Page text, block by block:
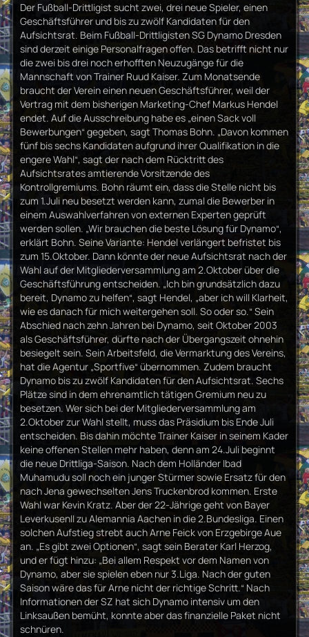
Der Fußball-Drittligist sucht zwei, drei neue Spieler, einen
Geschäftsführer und bis zu zwölf Kandidaten für den
Aufsichtsrat. Beim Fußball-Drittligisten SG Dynamo Dresden
sind derzeit einige Personalfragen offen. Das betrifft nicht nur
die zwei bis drei noch erhofften Neuzugänge für die
Mannschaft von Trainer Ruud Kaiser. Zum Monatsende
braucht der Verein einen neuen Geschäftsführer, weil der
Vertrag mit dem bisherigen Marketing-Chef Markus Hendel
endet. Auf die Ausschreibung habe es „einen Sack voll
Bewerbungen“ gegeben, sagt Thomas Bohn. „Davon kommen
fünf bis sechs Kandidaten aufgrund ihrer Qualifikation in die
engere Wahl“, sagt der nach dem Rücktritt des
Aufsichtsrates amtierende Vorsitzende des
Kontrollgremiums. Bohn räumt ein, dass die Stelle nicht bis
zum 1.Juli neu besetzt werden kann, zumal die Bewerber in
einem Auswahlverfahren von externen Experten geprüft
werden sollen. „Wir brauchen die beste Lösung für Dynamo“,
erklärt Bohn. Seine Variante: Hendel verlängert befristet bis
zum 15.Oktober. Dann könnte der neue Aufsichtsrat nach der
Wahl auf der Mitgliederversammlung am 2.Oktober über die
Geschäftsführung entscheiden. „Ich bin grundsätzlich dazu
bereit, Dynamo zu helfen“, sagt Hendel, „aber ich will Klarheit,
wie es danach für mich weitergehen soll. So oder so.“ Sein
Abschied nach zehn Jahren bei Dynamo, seit Oktober 2003
als Geschäftsführer, dürfte nach der Übergangszeit ohnehin
besiegelt sein. Sein Arbeitsfeld, die Vermarktung des Vereins,
hat die Agentur „Sportfive“ übernommen. Zudem braucht
Dynamo bis zu zwölf Kandidaten für den Aufsichtsrat. Sechs
Plätze sind in dem ehrenamtlich tätigen Gremium neu zu
besetzen. Wer sich bei der Mitgliederversammlung am
2.Oktober zur Wahl stellt, muss das Präsidium bis Ende Juli
entscheiden. Bis dahin möchte Trainer Kaiser in seinem Kader
keine offenen Stellen mehr haben, denn am 24.Juli beginnt
die neue Drittliga-Saison. Nach dem Holländer Ibad
Muhamudu soll noch ein junger Stürmer sowie Ersatz für den
nach Jena gewechselten Jens Truckenbrod kommen. Erste
Wahl war Kevin Kratz. Aber der 22-Jährige geht von Bayer
LeverkusenII zu Alemannia Aachen in die 2.Bundesliga. Einen
solchen Aufstieg strebt auch Arne Feick von Erzgebirge Aue
an. „Es gibt zwei Optionen“, sagt sein Berater Karl Herzog,
und er fügt hinzu: „Bei allem Respekt vor dem Namen von
Dynamo, aber sie spielen eben nur 3.Liga. Nach der guten
Saison wäre das für Arne nicht der richtige Schritt.“ Nach
Informationen der SZ hat sich Dynamo intensiv um den
Linksaußen bemüht, konnte aber das finanzielle Paket nicht
schnüren.